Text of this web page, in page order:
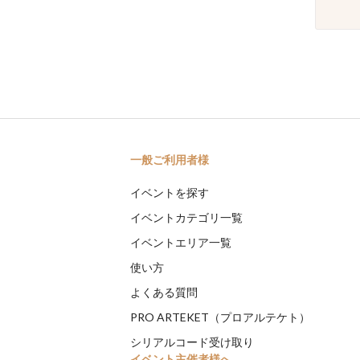
一般ご利用者様
イベントを探す
イベントカテゴリ一覧
イベントエリア一覧
使い方
よくある質問
PRO ARTEKET（プロアルテケト）
シリアルコード受け取り